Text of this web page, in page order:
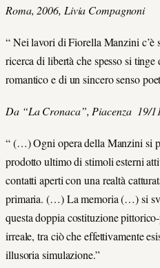
Roma, 2006, Livia Compagnoni
“ Nei lavori di Fiorella Manzini c’è
ricerca di libertà che spesso si
romantico e di un
Da “La Cronaca”, Piacenza 19/
“ (…) Ogni opera della Manzini si
prodotto ultimo di stimoli esterni
contatti aperti con una realtà
primaria. (…) La memoria (…) si
questa doppia costituzione
irreale, tra ciò che effettivamente
illusoria simulazione.”